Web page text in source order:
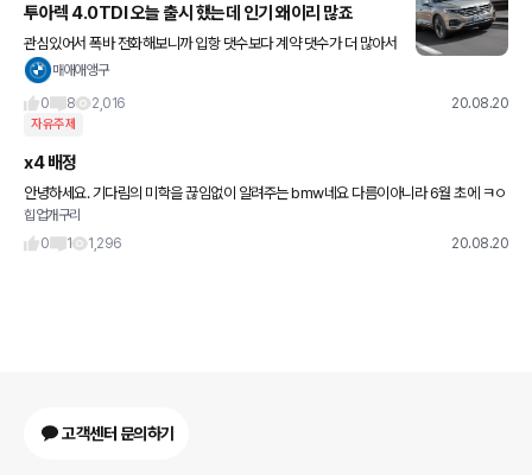
투아렉 4.0TDI 오늘 출시 했는데 인기 왜이리 많죠
관심있어서 폭바 전화해보니까 입항 댓수보다 계약 댓수가 더 많아서
판매 종료 되었다네요 이것도 무한 대기...;;; 제가 관심있는 차들은 다
매애애앵구
0
8 2,016 20.08.20
자유주제
x4 배정
안녕하세요. 기다림의 미학을 끊임없이 알려주는 bmw네요 다름이아니라 6월 초에 ㅋㅇ
ㄹ ㅎㄷ 두군데에 x4 대기를 걸어뒀는데, 둘 중 한군데에소 차량배정 됐고, 다음주에 통관
이라고 9월 초면 출고
힙업개구리
0
1 1,296 20.08.20
고객센터 문의하기